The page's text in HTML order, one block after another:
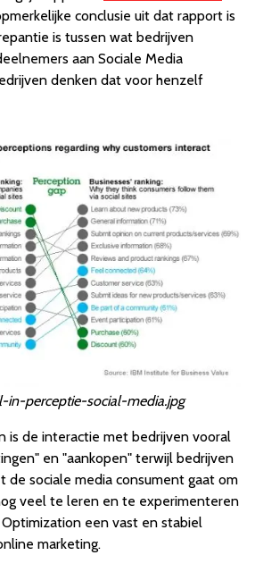
conclusie uit dat rapport is
is tussen wat bedrijven
aan Sociale Media
denken dat voor henzelf
in-perceptie-social-media.jpg
is de interactie met bedrijven vooral
en "aankopen" terwijl bedrijven
de sociale media consument gaat om
veel te leren en te experimenteren
een vast en stabiel
marketing.